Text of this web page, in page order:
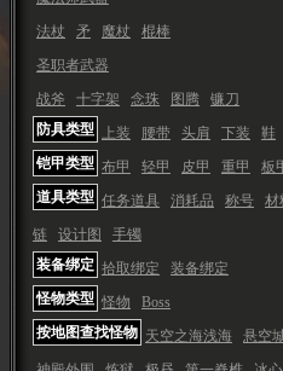
法杖
矛 魔杖
棍棒
圣职者武器
战斧
十字架 念珠 图腾
镰刀
防具类型 上装 腰带 头肩 下装
鞋
铠甲类型 布甲 轻甲 皮甲 重甲
板
道具类型 任务道具 消耗品 称号 材
链
设计图
手镯
装备绑定 拾取绑定
装备绑定
怪物类型 怪物
Boss
按地图查找怪物 天空之海浅海 悬空